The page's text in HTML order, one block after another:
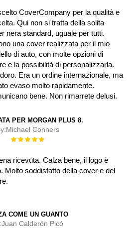
CoverCompany per la qualità e
Qui non si tratta della solita
nera standard, uguale per tutti.
una cover realizzata per il mio
di auto, con molte opzioni di
e la possibilità di personalizzarla.
Era un ordine internazionale, ma
evaso molto rapidamente.
bene. Non rimarrete delusi.
PER MORGAN PLUS 8.
Michael Conners
Rating:
ricevuta. Calza bene, il logo è
Molto soddisfatto della cover e del
COME UN GUANTO
Juan Calderón Picó